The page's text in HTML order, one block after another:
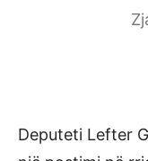
Deputeti Lefter